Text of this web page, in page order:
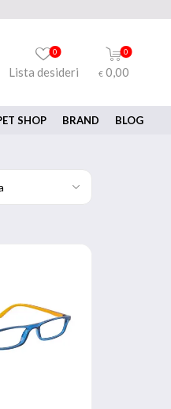
Lista desideri
0 0
€ 0,00
SHOP BRAND BLOG